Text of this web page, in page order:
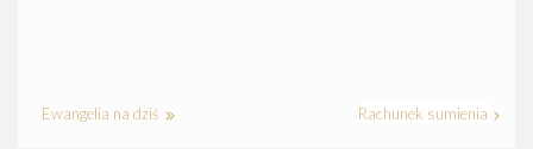
Ewangelia na dziś Rachunek sumienia